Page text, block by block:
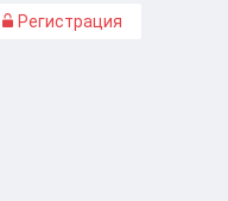
Регистрация